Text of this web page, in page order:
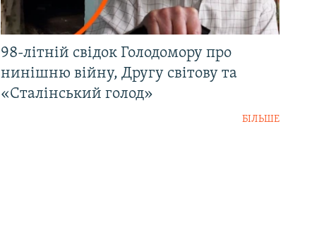
98-літній свідок Голодомору про
нинішню війну, Другу світову та
«Сталінський голод»
БІЛЬШЕ